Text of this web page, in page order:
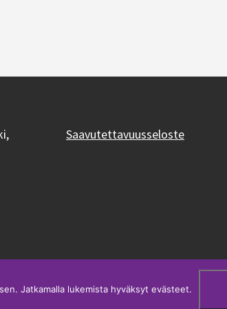
Saavutettavuusseloste
Jatkamalla lukemista hyväksyt evästeet.